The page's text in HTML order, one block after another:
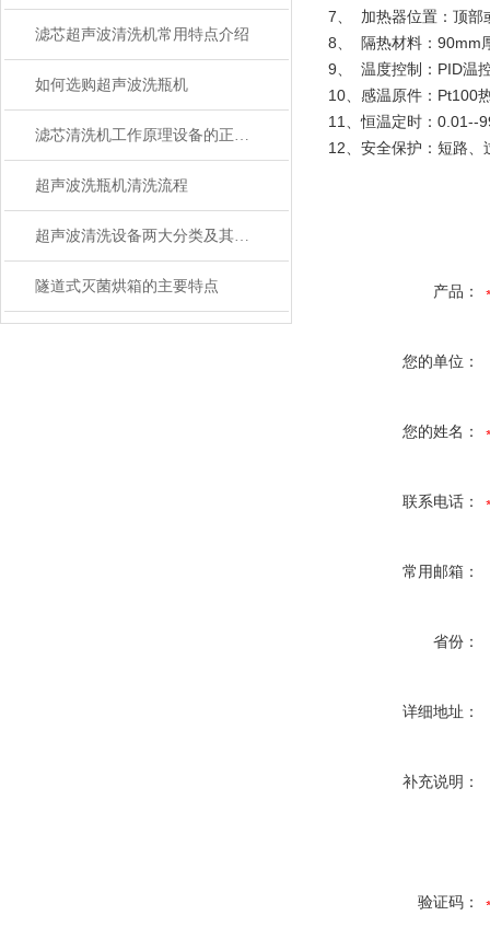
滤芯超声波清洗机常用特点介绍
如何选购超声波洗瓶机
滤芯清洗机工作原理设备的正常工作
超声波洗瓶机清洗流程
超声波清洗设备两大分类及其特点
隧道式灭菌烘箱的主要特点
7、 加热器位置：顶部
8、 隔热材料：90mm
9、 温度控制：PID温
10、感温原件：Pt100
11、恒温定时：0.01--
12、安全保护：短路
产品：
您的单位：
您的姓名：
联系电话：
常用邮箱：
省份：
详细地址：
补充说明：
验证码：